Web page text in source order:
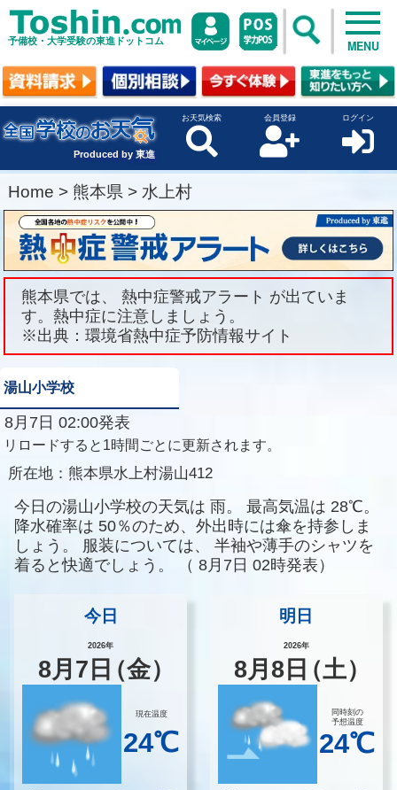
予備校・大学受験の東進ドットコム MENU
Produced by 東進
お天気検索 会員登録 ログイン
Home > 熊本県 > 水上村
熊本県では、 熱中症警戒アラート が出ていま
す。熱中症に注意しましょう。
※出典：環境省熱中症予防情報サイト
湯山小学校
8月7日 02:00発表
リロードすると1時間ごとに更新されます。
所在地： 熊本県水上村湯山412
今日の湯山小学校の天気は 雨。 最高気温は 28℃。
降水確率は 50％のため、外出時には傘を持参しま
しょう。
服装については、
半袖や薄手のシャツを
着ると快適でしょう。
（ 8月7日 02時発表）
今日
2026年
8月 7 日（金）
現在温度
24℃
明日
2026年
8月8 日（土）
同時刻の
予想温度
24℃